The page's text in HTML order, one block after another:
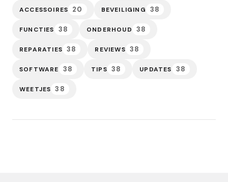
ACCESSOIRES 20 BEVEILIGING 38
FUNCTIES 38 ONDERHOUD 38
REPARATIES 38 REVIEWS 38
SOFTWARE 38 TIPS 38 UPDATES 38
WEETJES 38